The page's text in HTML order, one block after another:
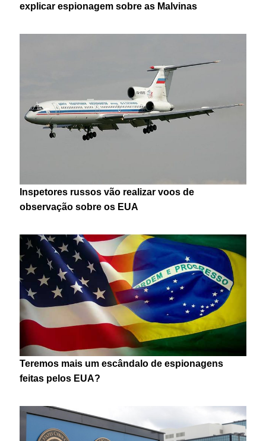
explicar espionagem sobre as Malvinas
Inspetores russos vão realizar voos de
observação sobre os EUA
Teremos mais um escândalo de espionagens
feitas pelos EUA?